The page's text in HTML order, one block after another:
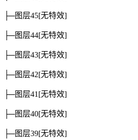
├─图层45[无特效]
├─图层44[无特效]
├─图层43[无特效]
├─图层42[无特效]
├─图层41 [无特效]
├─图层40[无特效]
├─图层39[无特效]